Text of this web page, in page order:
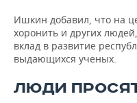
Ишкин добавил, что на
хоронить и других
вклад в развитие
выдающихся ученых.
ЛЮДИ